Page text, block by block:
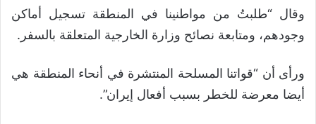
وقال “طلبتُ من مواطنينا في المنطقة تسجيل أماكن
وجودهم، ومتابعة نصائح وزارة الخارجية المتعلقة بالسفر.
ورأى أن “قواتنا المسلحة المنتشرة في أنحاء المنطقة هي
أيضا معرضة للخطر بسبب أفعال إيران”.